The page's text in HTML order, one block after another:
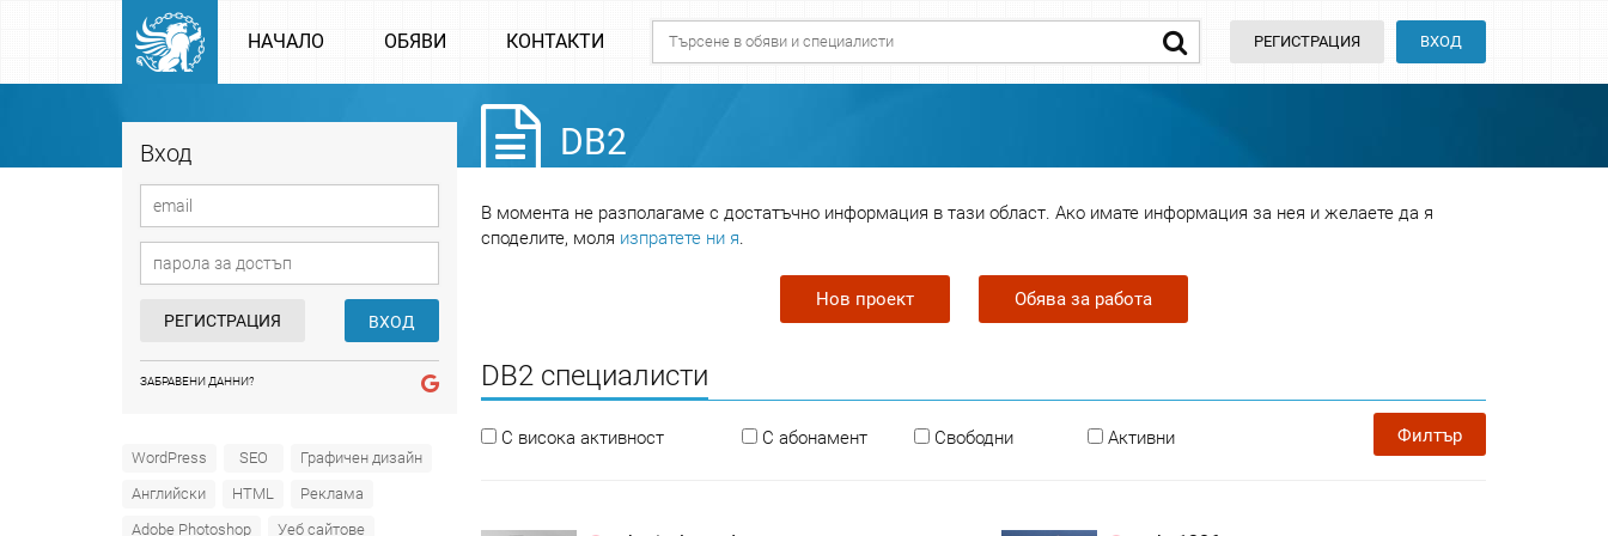
НАЧАЛО ОБЯВИ КОНТАКТИ РЕГИСТРАЦИЯ ВХОД
Вход
РЕГИСТРАЦИЯ ВХОД
ЗАБРАВЕНИ ДАННИ?
WordPress SEO
Графичен дизайн
Английски
HTML
Реклама
Adobe Photoshop
Уеб сайтове
DB2
В момента не разполагаме с достатъчно информация в тази област. Ако имате информация за нея и желаете да я
споделите, моля изпратете ни я.
Нов проект Обява за работа
DB2 специалисти
С висока активност С абонамент Свободни Активни Филтър